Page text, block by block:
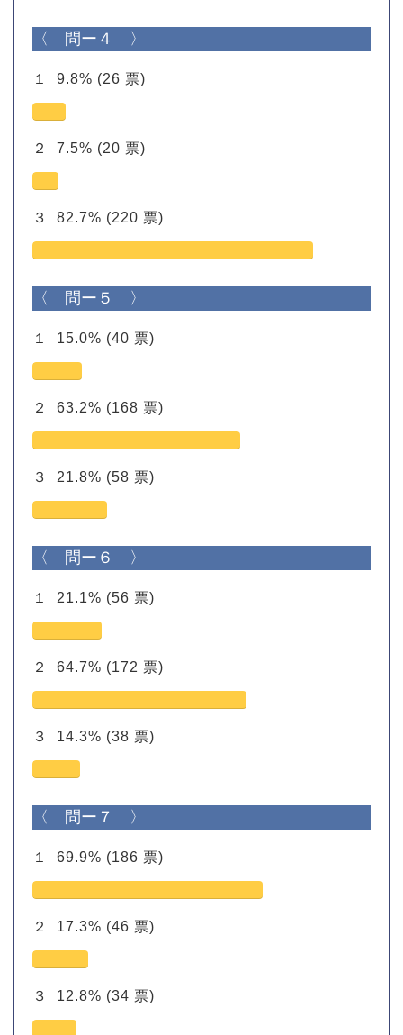
〈 問ー４ 〉
１ 9.8% (26 票)
２ 7.5% (20 票)
３ 82.7% (220 票)
〈 問ー５ 〉
１ 15.0% (40 票)
２ 63.2% (168 票)
３ 21.8% (58 票)
〈 問ー６ 〉
１ 21.1% (56 票)
２ 64.7% (172 票)
３ 14.3% (38 票)
〈 問ー７ 〉
１ 69.9% (186 票)
２ 17.3% (46 票)
３ 12.8% (34 票)